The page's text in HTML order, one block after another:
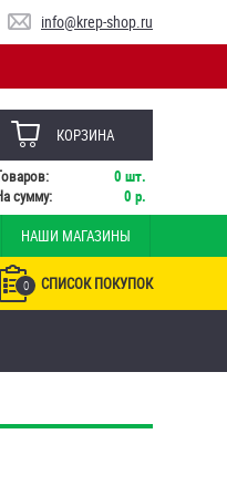
info@krep-shop.ru
КОРЗИНА
0 шт.
сумму:
0 р.
НАШИ МАГАЗИНЫ
0 СПИСОК ПОКУПОК